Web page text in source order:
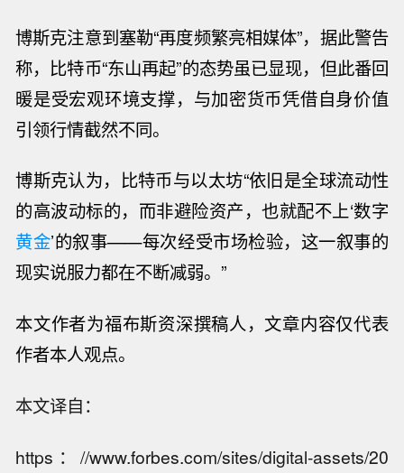
博斯克注意到塞勒“再度频繁亮相媒体”， 据此警告
称，比特币“东山再起”的态势虽已显现，但此番回
暖是受宏观环境支撑，与加密货币凭借自身价值
引领行情截然不同。
博斯克认为，比特币与以太坊“依旧是全球流动性
的高波动标的，而非避险资产，也就配不上‘数字
黄金’的叙事——每次经受市场检验， 这一叙事的
现实说服力都在不断减弱。 ”
本文作者为福布斯资深撰稿人，文章内容仅代表
作者本人观点。
本文译自：
https：//www.forbes.com/sites/digital-assets/20